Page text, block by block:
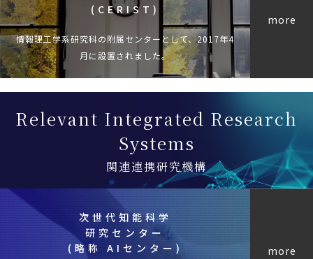
(CERIST)
情報理工学系研究科の附属センターとして、2017年4
月に設置されました。
more
Relevant Integrated Research
Systems
関連連携研究機構
次世代知能科学
研究センター
(略称 AIセンター)
more